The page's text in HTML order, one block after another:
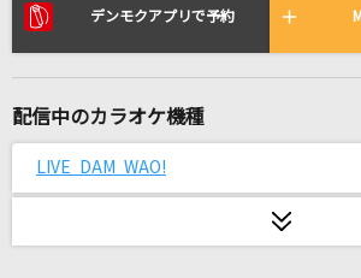
リアルタイムで歌われている
ラブ・ストーリーは突然に
[生音]Goodbye Yesterday
デンモクアプリで予約
配信中のカラオケ機種
LIVE DAM WAO!